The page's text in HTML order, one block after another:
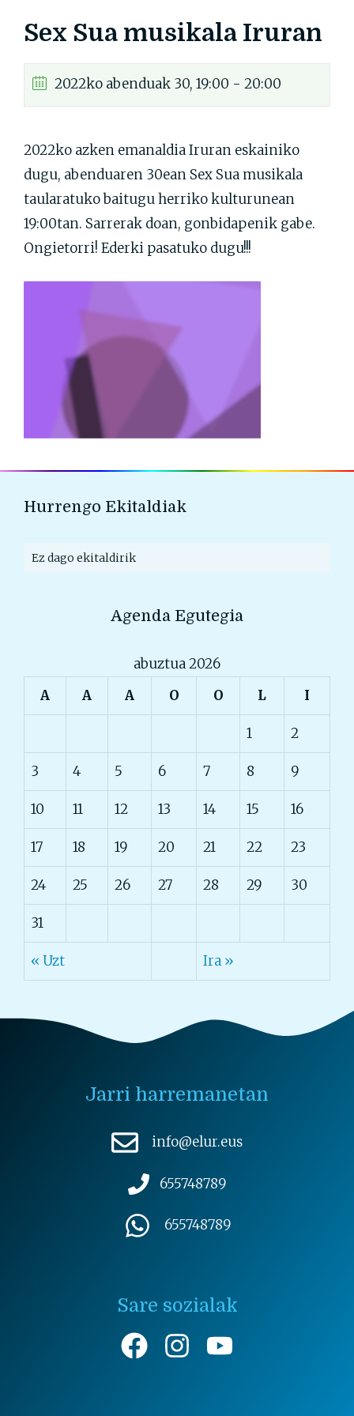
Sex Sua musikala Iruran
2022ko abenduak 30, 19:00 - 20:00
2022ko azken emanaldia Iruran eskainiko
dugu, abenduaren 30ean Sex Sua musikala
taularatuko baitugu herriko kulturunean
19:00tan. Sarrerak doan, gonbidapenik gabe.
Ongietorri! Ederki pasatuko dugu!!!
Hurrengo Ekitaldiak
Ez dago ekitaldirik
Agenda Egutegia
abuztua 2026
A
A A O O L I
1 2
3 4 5 6 7 8 9
10 11 12 13 14 15 16
17 18 19 20 21 22 23
24 25 26 27 28 29 30
31
« Uzt Ira »
Jarri harremanetan
info@elur.eus
655748789
655748789
Sare sozialak